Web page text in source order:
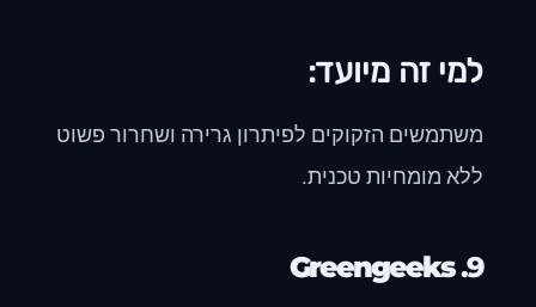
למי זה מיועד:
משתמשים הזקוקים לפיתרון גרירה ושחרור פשוט
ללא מומחיות טכנית.
9.
Greengeeks